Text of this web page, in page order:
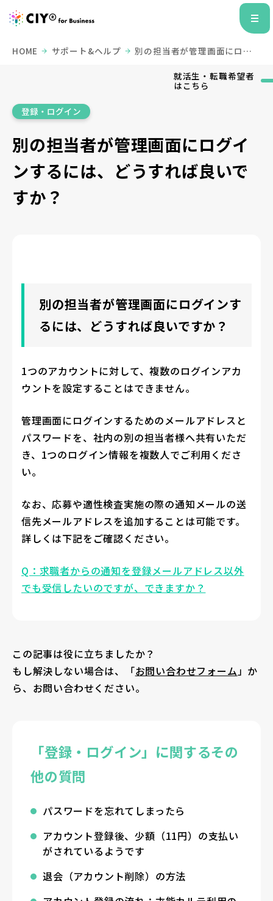
HOME サポート&ヘルプ
別の担当者が管理画面にログ
就活生・転職希望者
はこちら
登録・ログイン
別の担当者が管理画面にログイ
ンするには、どうすれば良いで
すか？
別の担当者が管理画面にログインす
るには、どうすれば良いですか？
1つのアカウントに対して、複数のログインアカ
ウントを設定することはできません。
管理画面にログインするためのメールアドレスと
パスワードを、社内の別の担当者様へ共有いただ
き、1つのログイン情報を複数人でご利用くださ
い。
なお、応募や適性検査実施の際の通知メールの送
信先メールアドレスを追加することは可能です。
詳しくは下記をご確認ください。
Q：求職者からの通知を登録メールアドレス以外
でも受信したいのですが、できますか？
この記事は役に立ちましたか？
もし解決しない場合は、「お問い合わせフォーム」か
ら、お問い合わせください。
「登録・ログイン」に関するその
他の質問
パスワードを忘れてしまったら
アカウント登録後、少額（11円）の支払い
がされているようです
退会（アカウント削除）の方法